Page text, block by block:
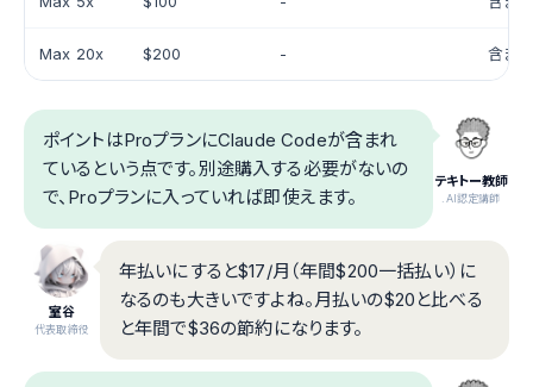
Max 20x $200 - 含ま
テキトー教師
.AI認定講師
ポイントはProプランにClaude Codeが含まれ
ているという点です。別途購入する必要がないの
で、Proプランに入っていれば即使えます。
室谷
代表取締役
年払いにすると$17/月（年間$200一括払い）に
なるのも大きいですよね。月払いの$20と比べる
と年間で$36の節約になります。